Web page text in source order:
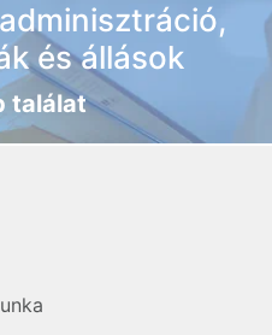
és állások
találat